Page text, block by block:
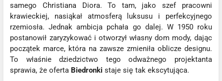
samego Christiana Diora. To tam, jako szef pracowni
krawieckiej, nasiąkał atmosferą luksusu i perfekcyjnego
rzemiosła. Jednak ambicja pchała go dalej. W 1950 roku
postanowił zaryzykować i otworzył własny dom mody, dając
początek marce, która na zawsze zmieniła oblicze designu.
To właśnie dziedzictwo tego odważnego projektanta
sprawia, że oferta Biedronki staje się tak ekscytująca.